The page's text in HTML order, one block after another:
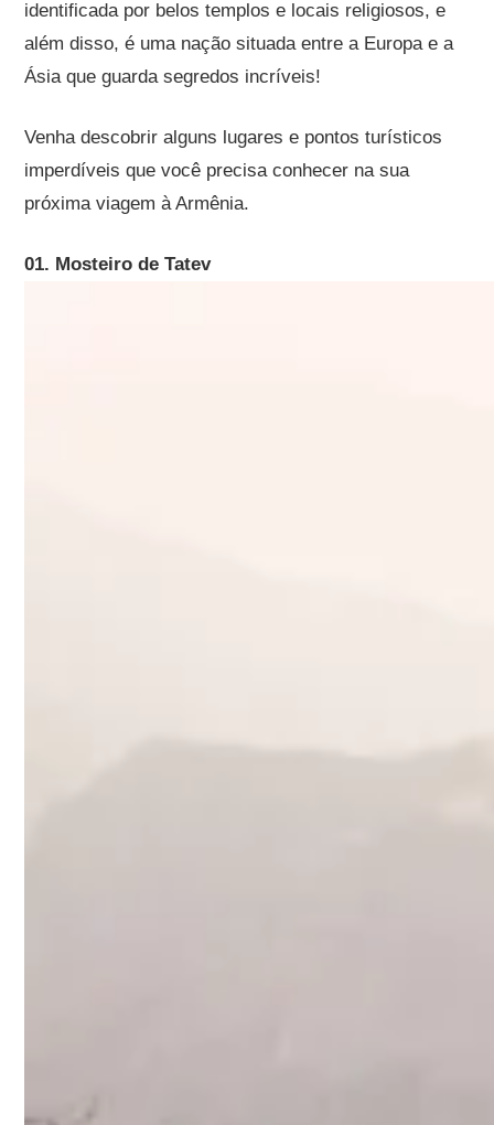
identificada por belos templos e locais religiosos, e
além disso, é uma nação situada entre a Europa e a
Ásia que guarda segredos incríveis!
Venha descobrir alguns lugares e pontos turísticos
imperdíveis que você precisa conhecer na sua
próxima viagem à Armênia.
01. Mosteiro de Tatev